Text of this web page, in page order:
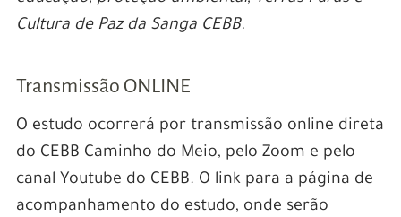
Cultura de Paz da Sanga CEBB.
Transmissão ONLINE
O estudo ocorrerá por transmissão online direta
do CEBB Caminho do Meio, pelo Zoom e pelo
canal Youtube do CEBB. O link para a página de
acompanhamento do estudo, onde serão